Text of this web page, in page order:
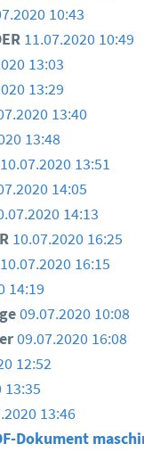
10:43
11.07.2020 10:49
13:03
13:29
13:40
13:48
10.07.2020 13:51
14:05
14:13
10.07.2020 16:25
10.07.2020 16:15
14:19
09.07.2020 10:08
09.07.2020 16:08
12:52
13:35
13:46
Dokument